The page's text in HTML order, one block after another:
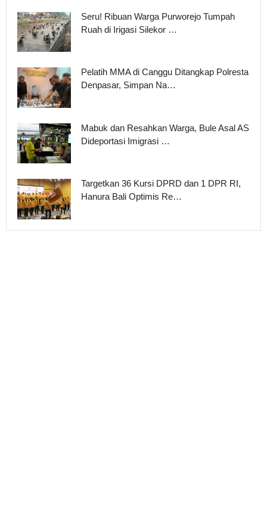
Seru! Ribuan Warga Purworejo Tumpah
Ruah di Irigasi Silekor …
Pelatih MMA di Canggu Ditangkap Polresta
Denpasar, Simpan Na…
Mabuk dan Resahkan Warga, Bule Asal AS
Dideportasi Imigrasi …
Targetkan 36 Kursi DPRD dan 1 DPR RI,
Hanura Bali Optimis Re…